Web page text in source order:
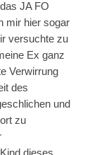
JA FO
mir hier sogar
versuchte zu
Ex ganz
Verwirrung
des
und
zu